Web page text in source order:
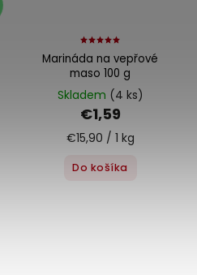
Marináda na vepřové
maso 100 g
Skladem (4 ks)
€1,59
€15,90 / 1 kg
Do košíka